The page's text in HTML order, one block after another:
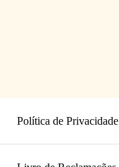
Política de Privacidade